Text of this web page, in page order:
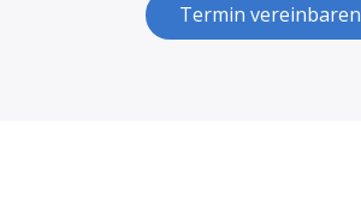
Termin vereinbaren